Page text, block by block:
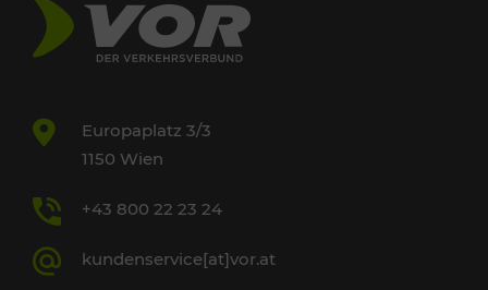
Europaplatz 3/3
1150 Wien
+43 800 22 23 24
kundenservice[at]vor.at